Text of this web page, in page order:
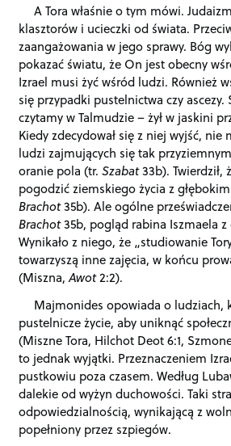
A Tora właśnie o tym mówi.
klasztorów i ucieczki od świata.
zaangażowania w jego sprawy. Bóg
pokazać światu, że On jest obecny
Izrael musi żyć wśród ludzi. Również
się przypadki pustelnictwa czy ascezy.
czytamy w Talmudzie – żył w jaskini
Kiedy zdecydował się z niej wyjść, nie
ludzi zajmujących się tak
oranie pola (tr.Szabat33b). Twierdził,
pogodzić ziemskiego życia z
Brachot35b). Ale ogólne
Brachot35b, pogląd rabina Iszmaela z
Wynikało z niego, że „studiowanie
towarzyszą inne zajęcia, w końcu
(Miszna,Awot2:2).
Majmonides opowiada o ludziach,
pustelnicze życie, aby uniknąć
(Miszne Tora, Hilchot Deot 6:1,
to jednak wyjątki. Przeznaczeniem
pustkowiu poza czasem. Według
dalekie od wyżyn duchowości. Taki
odpowiedzialnością, wynikającą z
popełniony przez szpiegów.